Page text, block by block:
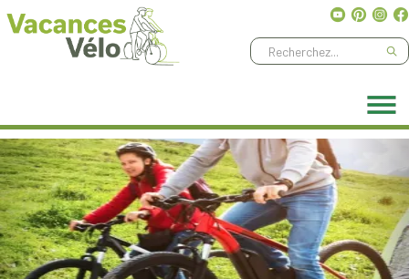
Ne manquez aucune aventure, abonnez-vous à notre newsletter !
Previous